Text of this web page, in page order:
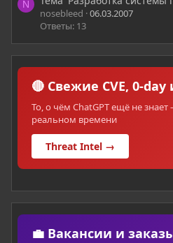
N
nosebleed 06.03.2007
Ответы: 13
🔴 Свежие CVE, 0-
То, о чём ChatGPT ещё не
реальном времени
Threat Intel →
💼 Вакансии и